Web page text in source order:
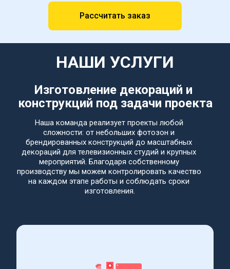
Рассчитать заказ
НАШИ УСЛУГИ
Изготовление декораций и
конструкций под задачи проекта
Наша команда реализует проекты любой
сложности: от небольших фотозон и
брендированных конструкций до масштабных
декораций для телевизионных студий и крупных
мероприятий. Благодаря собственному
производству мы можем контролировать качество
на каждом этапе работы и соблюдать сроки
изготовления.